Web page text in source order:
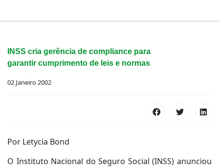
INSS cria gerência de compliance para
garantir cumprimento de leis e normas
02 Janeiro 2002
Por Letycia Bond
O Instituto Nacional do Seguro Social (INSS) anunciou